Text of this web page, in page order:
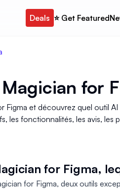
Deals ⭐️ Get Featured
Magician for
et découvrez quel outil
les fonctionnalités, les avis, les
for Figma,
for Figma, deux outils